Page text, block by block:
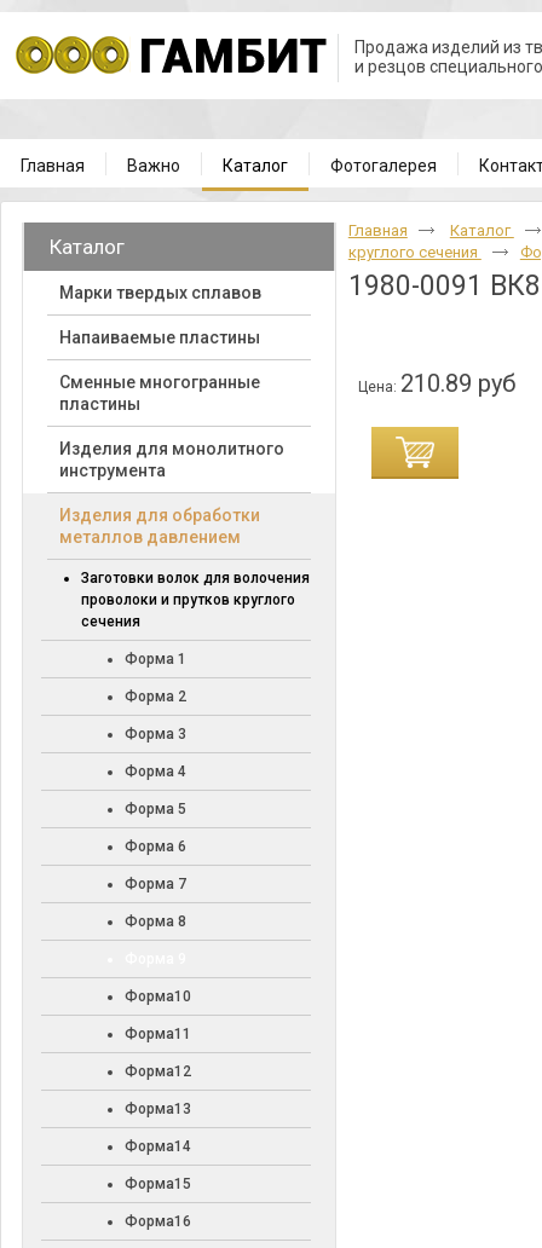
Продажа изделий из
и резцов
Главная Важно Каталог Фотогалерея
Каталог
Марки твердых сплавов
Напаиваемые пластины
Cменные многогранные
пластины
Изделия для монолитного
инструмента
Изделия для обработки
металлов давлением
Заготовки волок для волочения
проволоки и прутков круглого
сечения
Форма 1
Форма 2
Форма 3
Форма 4
Форма 5
Форма 6
Форма 7
Форма 8
Форма10
Форма11
Форма12
Форма13
Форма14
Форма15
Форма16
Главная
Каталог
круглого сечения
1980-0091 ВК8
Цена: 210.89 руб